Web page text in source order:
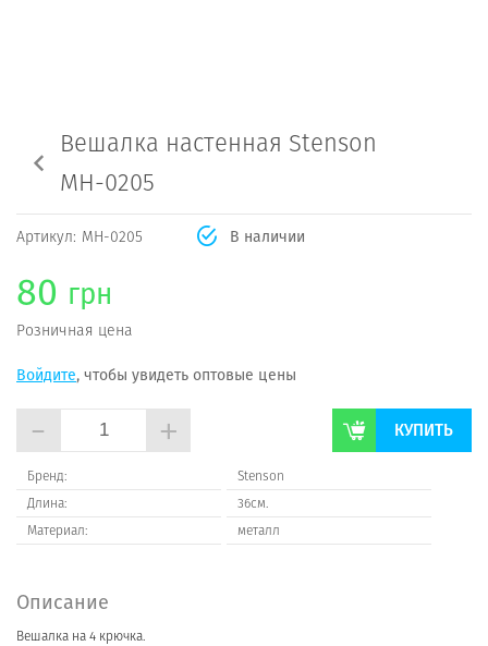
Вешалка настенная Stenson
МН-0205
Артикул: МН-0205 В наличии
80 грн
Розничная цена
Войдите, чтобы увидеть оптовые цены
- + КУПИТЬ
Бренд:
Stenson
Длина:
36см.
Материал:
металл
Описание
Вешалка на 4 крючка.